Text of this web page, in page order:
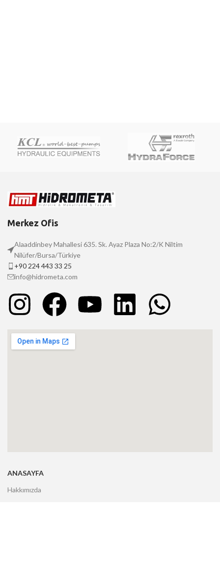
Merkez Ofis
Alaaddinbey Mahallesi 635. Sk. Ayaz Plaza No:2/K Niltim
Nilüfer/Bursa/Türkiye
+90 224 443 33 25
info@hidrometa.com
ANASAYFA
Hakkımızda